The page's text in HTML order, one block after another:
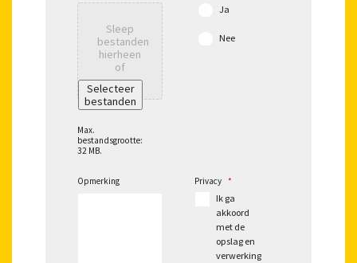
Sleep
bestanden
hierheen
of
Selecteer
bestanden
Max.
bestandsgrootte:
32 MB.
Ja
Nee
Opmerking Privacy *
Ik ga
akkoord
met de
opslag en
verwerking